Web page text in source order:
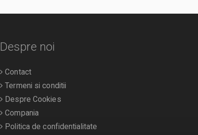
Despre noi
Contact
Termeni si conditii
Despre Cookies
Compania
Politica de confidentialitate